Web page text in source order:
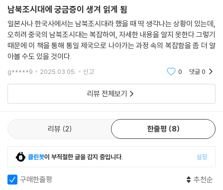
남북조시대에 궁금증이 생겨 읽게 됨
일본사나 한국사에서는 남북조시대라 했을 때 딱 생각나는 상황이 있는데,
오히려 중국의 남북조시대는 복잡하여, 자세한 내용을 알지 못한다.그렇기
때문에 이 책을 통해 통일 제국으로 나아가는 과정 속의 복잡함을 좀 더 알
아볼 수도 있을 것이다.
g*****9 2025.03.05. 신고 0 댓글0
리뷰 전체보기
리뷰 2 한줄평 8
클린봇이 부적절한 글을 감지 중입니다. 설정
구매한줄평 추천순